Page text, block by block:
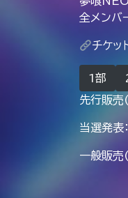
全メンバ
チケッ
1部
先行販
当選発表
一般販